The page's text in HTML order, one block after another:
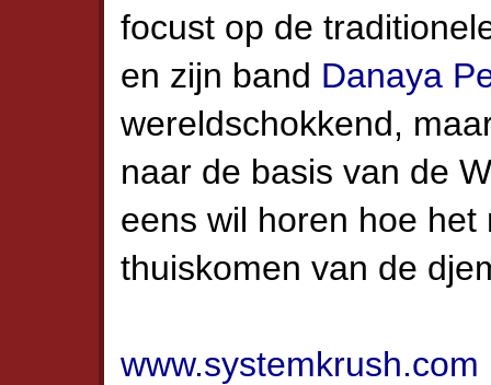
focust op de
en zijn band Danaya
wereldschokkend,
naar de basis van de
eens wil horen hoe
thuiskomen van de
www.systemkrush.com